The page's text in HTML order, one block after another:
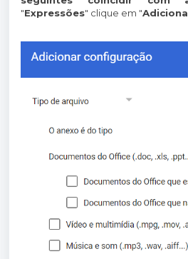
"Expressões" clique em "